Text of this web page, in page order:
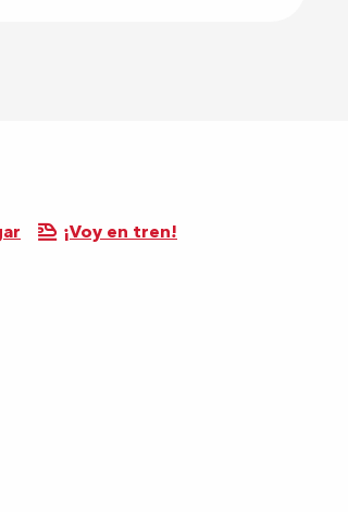
¡Voy en tren!